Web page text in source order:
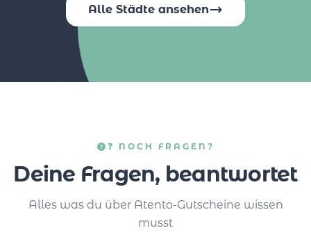
Alle Städte ansehen
❓ NOCH FRAGEN?
Deine Fragen, beantwortet
Alles was du über Atento-Gutscheine wissen
musst